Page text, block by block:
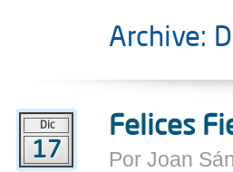
Archive:
Dic
17
Felices
Por Joan